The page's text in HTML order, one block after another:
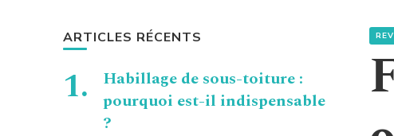
ARTICLES RÉCENTS
Habillage de sous-toiture :
pourquoi est-il indispensable
?